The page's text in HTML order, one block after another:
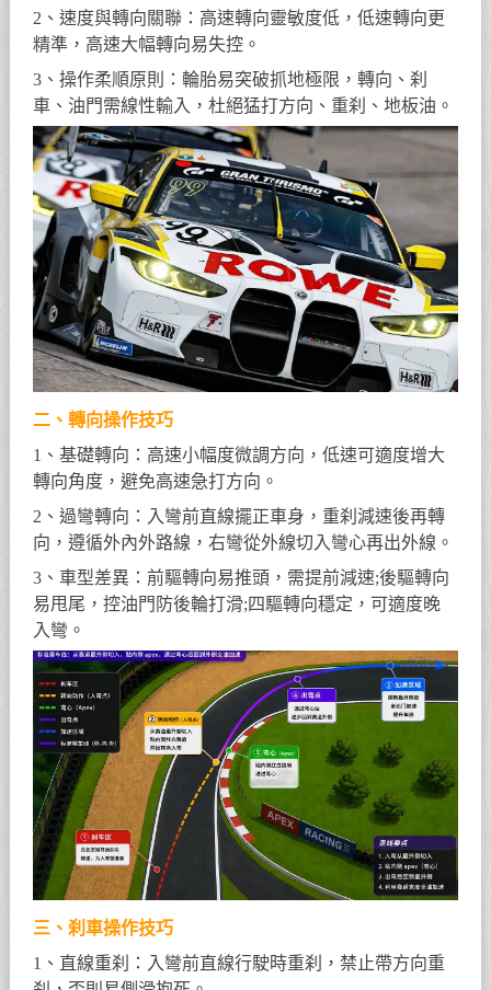
2、速度與轉向關聯：高速轉向靈敏度低，低速轉向更
精準，高速大幅轉向易失控。
3、操作柔順原則：輪胎易突破抓地極限，轉向、刹
車、油門需線性輸入，杜絕猛打方向、重刹、地板油。
二、轉向操作技巧
1、基礎轉向：高速小幅度微調方向，低速可適度增大
轉向角度，避免高速急打方向。
2、過彎轉向：入彎前直線擺正車身，重刹減速後再轉
向，遵循外內外路線，右彎從外線切入彎心再出外線。
3、車型差異：前驅轉向易推頭，需提前減速;後驅轉向
易甩尾，控油門防後輪打滑;四驅轉向穩定，可適度晚
入彎。
三、刹車操作技巧
1、直線重刹：入彎前直線行駛時重刹，禁止帶方向重